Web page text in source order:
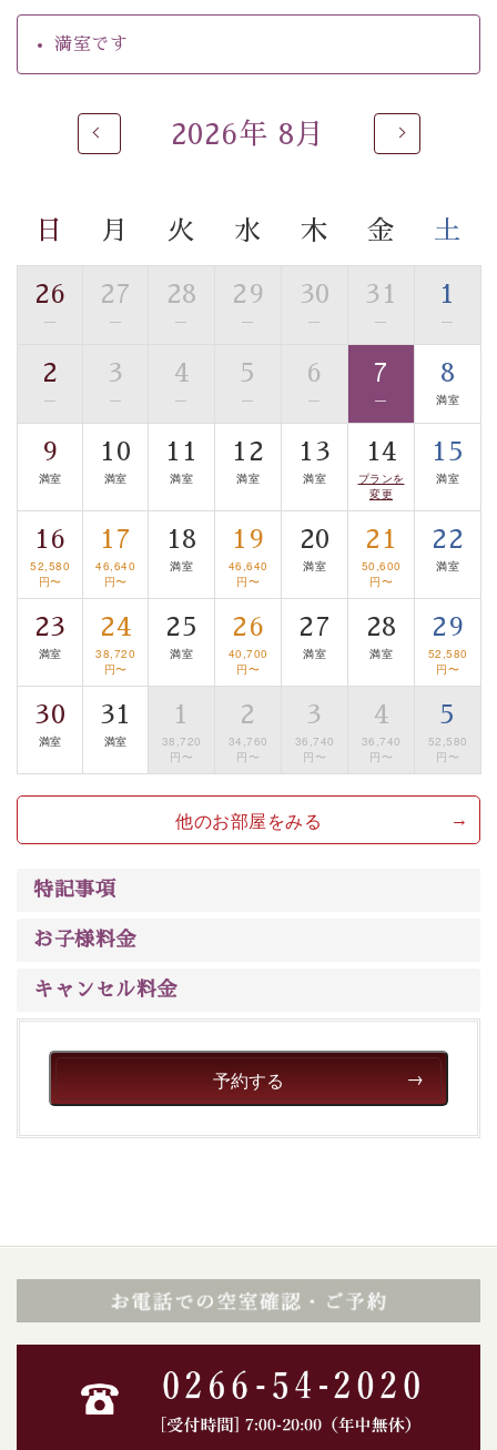
・環境に配慮したアメニティをご用意
・館内フリーWi-Fi
・駐車場完備
・チェックイン15時、チェックアウト10時
・夕食は地産地消の創作和会席 美湖膳（二十四節気と
いう昔の暦による料理表現）
・朝食はこだわりの味噌汁をはじめとした和定食
自家源泉「美翠源泉」は酸化の進みが遅く新鮮で若返り
の効果が高い、極めて希有な源泉です。身も心も癒され
るご入浴をお愉しみください。
■お座敷風呂（大浴場）
温泉の成分に合わせ、防菌防カビの特殊素材の畳を使
用。 足元が柔らかく、そして滑りにくい畳のお風呂で
す。
※男性大浴場までのご移動には階段がございます。 予め
ご了承のほどお願いいたします。
■貸切温泉風呂 （40分2000円）
眺望はございませんが、源泉掛け流しの温泉の質を楽し
む貸切温泉風呂です。ゆったりといやされるプライベー
トな空間をお愉しみください。
■諏訪大社4社を巡る無料参拝バス
豊富な知識を持ったドライバー兼ガイドが諏訪大社をご
案内します。事前ご予約制ですので、ご利用ご希望の方
は【3日前まで】にお電話ください。
※交通規制などにより運行できない日がございます
したら幸いです。
満室です
2026年 8月
日 月 火 水 木 金 土
26
—
27
—
28
—
29
—
30
—
31
—
1
—
2
—
3
—
4
—
5
—
6
—
7
—
8
満室
9
満室
10
満室
11
満室
12
満室
13
満室
14
プランを
変更
15
満室
16
52,580
円〜
17
46,640
円〜
18
満室
19
46,640
円〜
20
満室
21
50,600
円〜
22
満室
23
満室
24
38,720
円〜
25
満室
26
40,700
円〜
27
満室
28
満室
29
52,580
円〜
30
満室
31
満室
1
38,720
円〜
2
34,760
円〜
3
36,740
円〜
4
36,740
円〜
5
52,580
円〜
他のお部屋をみる
特記事項
お子様料金
キャンセル料金
予約する